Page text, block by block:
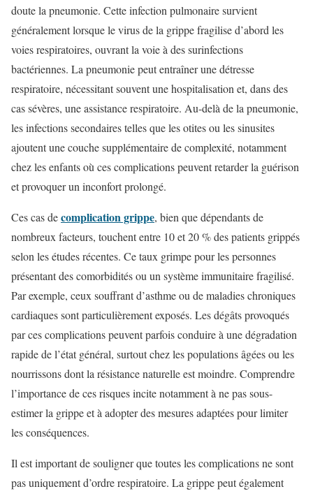
doute la pneumonie. Cette infection pulmonaire survient
généralement lorsque le virus de la grippe fragilise d’abord les
voies respiratoires, ouvrant la voie à des surinfections
bactériennes. La pneumonie peut entraîner une détresse
respiratoire, nécessitant souvent une hospitalisation et, dans des
cas sévères, une assistance respiratoire. Au-delà de la pneumonie,
les infections secondaires telles que les otites ou les sinusites
ajoutent une couche supplémentaire de complexité, notamment
chez les enfants où ces complications peuvent retarder la guérison
et provoquer un inconfort prolongé.
Ces cas decomplication grippe, bien que dépendants de
nombreux facteurs, touchent entre 10 et 20 % des patients grippés
selon les études récentes. Ce taux grimpe pour les personnes
présentant des comorbidités ou un système immunitaire fragilisé.
Par exemple, ceux souffrant d’asthme ou de maladies chroniques
cardiaques sont particulièrement exposés. Les dégâts provoqués
par ces complications peuvent parfois conduire à une dégradation
rapide de l’état général, surtout chez les populations âgées ou les
nourrissons dont la résistance naturelle est moindre. Comprendre
l’importance de ces risques incite notamment à ne pas sous-
estimer la grippe et à adopter des mesures adaptées pour limiter
les conséquences.
Il est important de souligner que toutes les complications ne sont
pas uniquement d’ordre respiratoire. La grippe peut également